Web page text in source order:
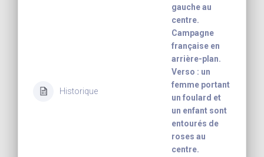
Historique
gauche au
centre.
Campagne
française en
arrière-plan.
Verso : un
femme portant
un foulard et
un enfant sont
entourés de
roses au
centre.